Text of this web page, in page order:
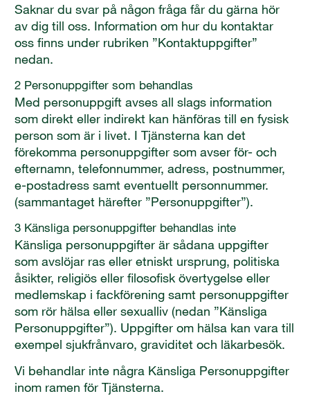
Saknar du svar på någon fråga får du gärna hör
av dig till oss. Information om hur du kontaktar
oss finns under rubriken ”Kontaktuppgifter”
nedan.
2 Personuppgifter som behandlas
Med personuppgift avses all slags information
som direkt eller indirekt kan hänföras till en fysisk
person som är i livet. I Tjänsterna kan det
förekomma personuppgifter som avser för- och
efternamn, telefonnummer, adress, postnummer,
e-postadress samt eventuellt personnummer.
(sammantaget härefter ”Personuppgifter”).
3 Känsliga personuppgifter behandlas inte
Känsliga personuppgifter är sådana uppgifter
som avslöjar ras eller etniskt ursprung, politiska
åsikter, religiös eller filosofisk övertygelse eller
medlemskap i fackförening samt personuppgifter
som rör hälsa eller sexualliv (nedan ”Känsliga
Personuppgifter”). Uppgifter om hälsa kan vara till
exempel sjukfrånvaro, graviditet och läkarbesök.
Vi behandlar inte några Känsliga Personuppgifter
inom ramen för Tjänsterna.